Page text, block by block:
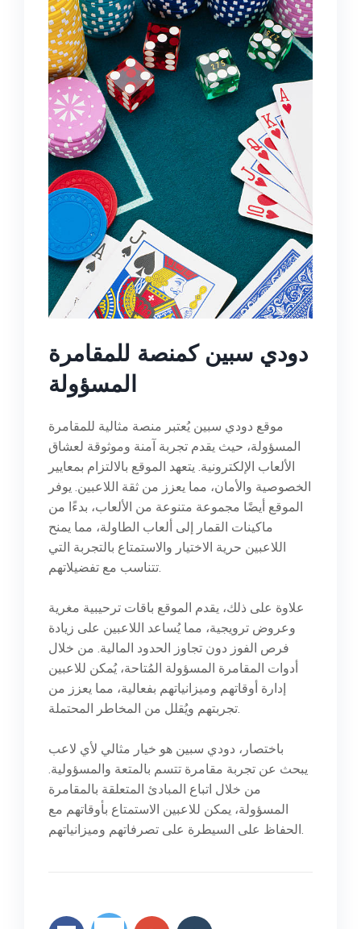
دودي سبين كمنصة للمقامرة
المسؤولة
موقع دودي سبين يُعتبر منصة مثالية للمقامرة
المسؤولة، حيث يقدم تجربة آمنة وموثوقة لعشاق
الألعاب الإلكترونية. يتعهد الموقع بالالتزام بمعايير
الخصوصية والأمان، مما يعزز من ثقة اللاعبين. يوفر
الموقع أيضًا مجموعة متنوعة من الألعاب، بدءًا من
ماكينات القمار إلى ألعاب الطاولة، مما يمنح
اللاعبين حرية الاختيار والاستمتاع بالتجربة التي
علاوة على ذلك، يقدم الموقع باقات ترحيبية مغرية
وعروض ترويجية، مما يُساعد اللاعبين على زيادة
فرص الفوز دون تجاوز الحدود المالية. من خلال
أدوات المقامرة المسؤولة المُتاحة، يُمكن للاعبين
إدارة أوقاتهم وميزانياتهم بفعالية، مما يعزز من
باختصار، دودي سبين هو خيار مثالي لأي لاعب
يبحث عن تجربة مقامرة تتسم بالمتعة والمسؤولية.
من خلال اتباع المبادئ المتعلقة بالمقامرة
المسؤولة، يمكن للاعبين الاستمتاع بأوقاتهم مع